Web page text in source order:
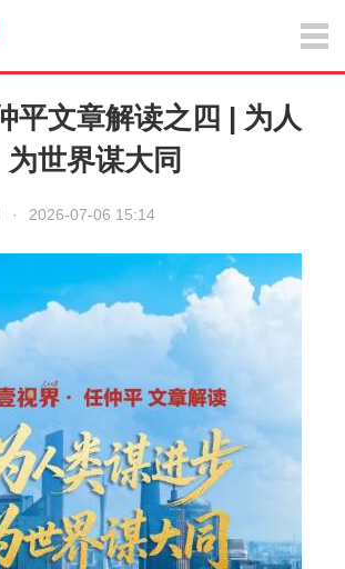
平文章解读之四 | 为人
世界谋大同
· 2026-07-06 15:14